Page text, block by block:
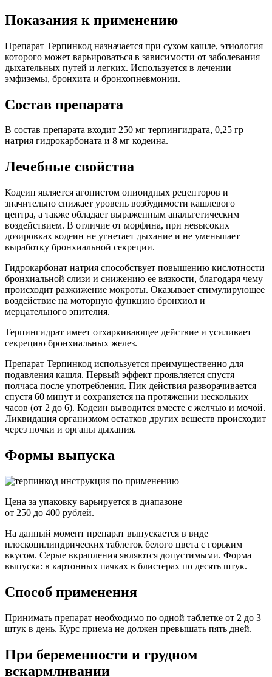
Показания к применению
Препарат Терпинкод назначается при сухом кашле, этиология
которого может варьироваться в зависимости от заболевания
дыхательных путей и легких. Используется в лечении
эмфиземы, бронхита и бронхопневмонии.
Состав препарата
В состав препарата входит 250 мг терпингидрата, 0,25 гр
натрия гидрокарбоната и 8 мг кодеина.
Лечебные свойства
Кодеин является агонистом опиоидных рецепторов и
значительно снижает уровень возбудимости кашлевого
центра, а также обладает выраженным анальгетическим
воздействием. В отличие от морфина, при невысоких
дозировках кодеин не угнетает дыхание и не уменьшает
выработку бронхиальной секреции.
Гидрокарбонат натрия способствует повышению кислотности
бронхиальной слизи и снижению ее вязкости, благодаря чему
происходит разжижение мокроты. Оказывает стимулирующее
воздействие на моторную функцию бронхиол и
мерцательного эпителия.
Терпингидрат имеет отхаркивающее действие и усиливает
секрецию бронхиальных желез.
Препарат Терпинкод используется преимущественно для
подавления кашля. Первый эффект проявляется спустя
полчаса после употребления. Пик действия разворачивается
спустя 60 минут и сохраняется на протяжении нескольких
часов (от 2 до 6). Кодеин выводится вместе с желчью и мочой.
Ликвидация организмом остатков других веществ происходит
через почки и органы дыхания.
Формы выпуска
Цена за упаковку варьируется в диапазоне
от 250 до 400 рублей.
На данный момент препарат выпускается в виде
плоскоцилиндрических таблеток белого цвета с горьким
вкусом. Серые вкрапления являются допустимыми. Форма
выпуска: в картонных пачках в блистерах по десять штук.
Способ применения
Принимать препарат необходимо по одной таблетке от 2 до 3
штук в день. Курс приема не должен превышать пять дней.
При беременности и грудном
вскармливании